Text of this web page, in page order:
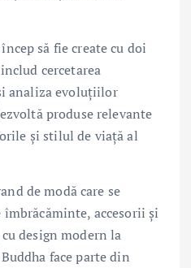
să fie create cu doi
cercetarea
analiza evoluțiilor
produse relevante
și stilul de viață al
de modă care se
accesorii și
design modern la
face parte din